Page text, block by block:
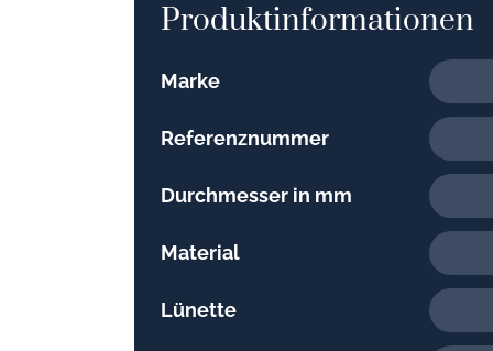
Produktinformationen
Marke
Referenznummer
Durchmesser in mm
Material
Lünette